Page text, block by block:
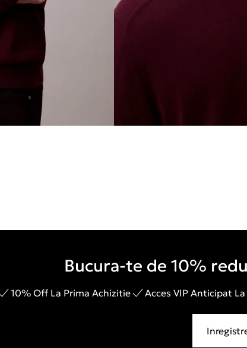
Bucura-te de 10%
10% Off La Prima Achizitie Acces VIP Anticipat